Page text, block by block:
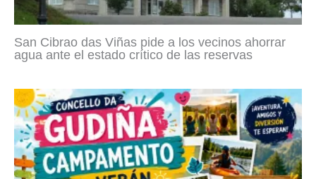
San Cibrao das Viñas pide a los vecinos ahorrar
agua ante el estado crítico de las reservas